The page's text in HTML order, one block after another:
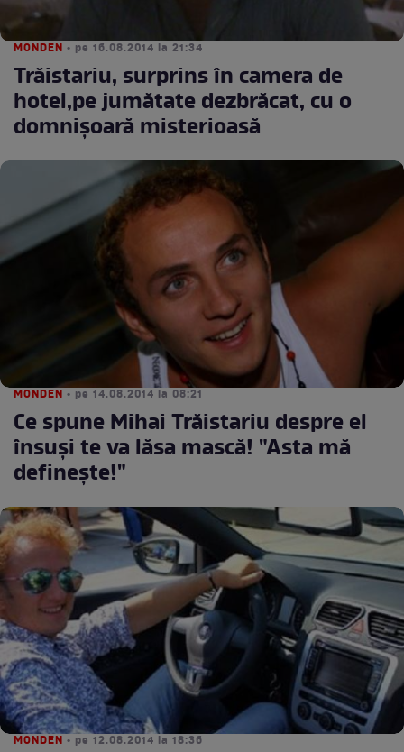
MONDEN • pe 16.08.2014 la 21:34
Trăistariu, surprins în camera de
hotel,pe jumătate dezbrăcat, cu o
domnişoară misterioasă
MONDEN • pe 14.08.2014 la 08:21
Ce spune Mihai Trăistariu despre el
însuşi te va lăsa mască! "Asta mă
defineşte!"
MONDEN • pe 12.08.2014 la 18:36